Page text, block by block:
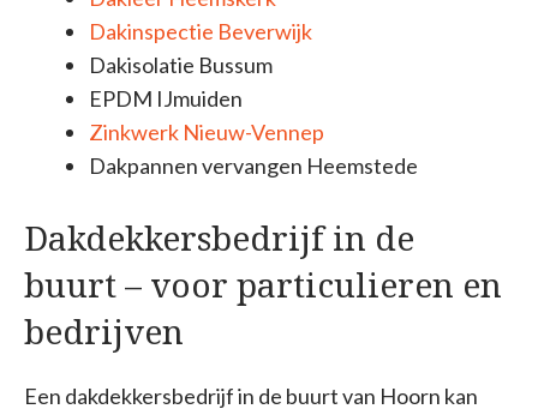
Dakinspectie Beverwijk
Dakisolatie Bussum
EPDM IJmuiden
Zinkwerk Nieuw-Vennep
Dakpannen vervangen Heemstede
Dakdekkersbedrijf in de
buurt – voor particulieren en
bedrijven
Een dakdekkersbedrijf in de buurt van Hoorn kan